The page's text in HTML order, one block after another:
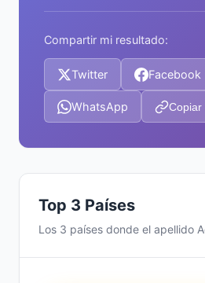
Compartir mi resultado:
Twitter Facebook
WhatsApp Copiar
Top 3 Países
Los 3 países donde el apellido